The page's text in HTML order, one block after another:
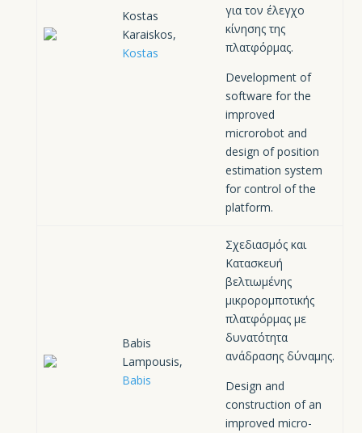
Kostas
Karaiskos,
Kostas
για τον έλεγχο
κίνησης της
πλατφόρμας.
Development of
software for the
improved
microrobot and
design of position
estimation system
for control of the
platform.
Babis
Lampousis,
Babis
Σχεδιασμός και
Κατασκευή
βελτιωμένης
μικρορομποτικής
πλατφόρμας με
δυνατότητα
ανάδρασης δύναμης.
Design and
construction of an
improved micro-